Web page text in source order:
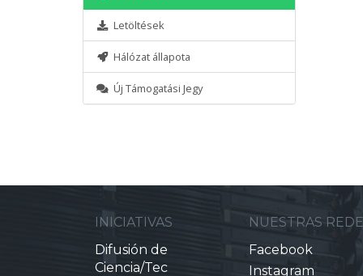
Letöltések
Hálózat állapota
Új Támogatási Jegy
INICIATIVAS
Difusión de
Ciencia/Tec
NUESTRAS
Facebook
Instagram